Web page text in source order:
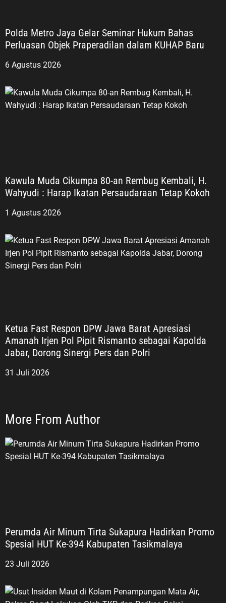
Polda Metro Jaya Gelar Seminar Hukum Bahas
Perluasan Objek Praperadilan dalam KUHAP Baru
6 Agustus 2026
Kawula Muda Cikumpa 80-an Rembug Kembali, H.
Wahyudi : Harap Ikatan Persaudaraan Tetap Kokoh
1 Agustus 2026
Ketua Fast Respon DPW Jawa Barat Apresiasi
Amanah Irjen Pol Pipit Rismanto sebagai Kapolda
Jabar, Dorong Sinergi Pers dan Polri
31 Juli 2026
More From Author
Perumda Air Minum Tirta Sukapura Hadirkan Promo
Spesial HUT Ke-394 Kabupaten Tasikmalaya
23 Juli 2026